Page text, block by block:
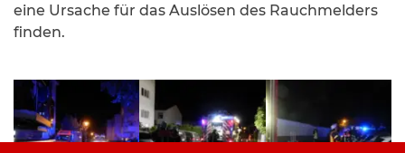
eine Ursache für das Auslösen des Rauchmelders
finden.